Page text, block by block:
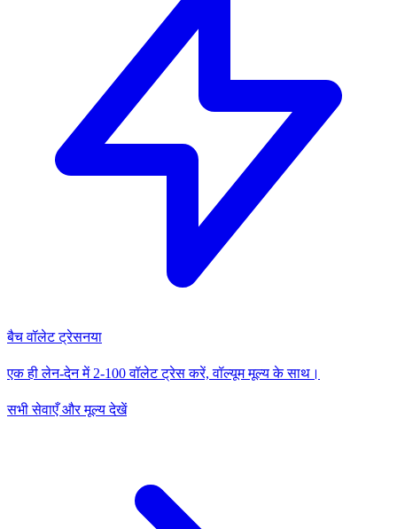
बैच वॉलेट ट्रेसनया
एक ही लेन-देन में 2-100 वॉलेट ट्रेस करें, वॉल्यूम मूल्य के साथ।
सभी सेवाएँ और मूल्य देखें